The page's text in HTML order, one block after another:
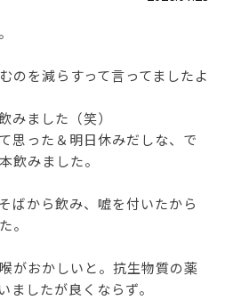
のを減らすって言ってましたよ
みました（笑）
思った＆明日休みだしな、で
飲みました。
ばから飲み、嘘を付いたから
。
がおかしいと。抗生物質の薬
ましたが良くならず。